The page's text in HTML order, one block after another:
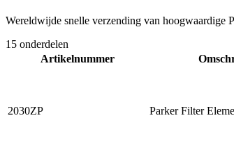
Wereldwijde snelle verzending van hoogwaardige
15 onderdelen
Artikelnummer
2030ZP Parker Filter